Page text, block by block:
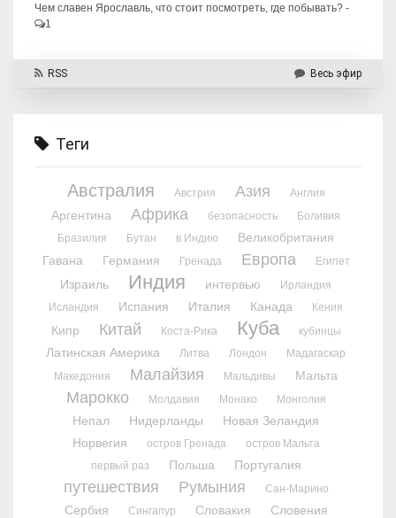
Чем славен Ярославль, что стоит посмотреть, где побывать? -
1
RSS Весь эфир
Теги
Австралия Австрия Азия Англия
Аргентина Африка безопасность
Боливия
Бразилия
Бутан в Индию
Великобритания
Гавана
Германия Гренада Европа Египет
Израиль Индия интервью
Ирландия
Исландия
Испания Италия Канада Кения
Кипр Китай Коста-Рика Куба кубинцы
Латинская Америка Литва Лондон
Мадагаскар
Македония
Малайзия Мальдивы Мальта
Марокко Молдавия Монако Монголия
Непал Нидерланды
Новая Зеландия
Норвегия
остров Гренада
остров Мальта
первый раз
Польша Португалия
путешествия Румыния Сан-Марино
Сербия Сингапур Словакия Словения